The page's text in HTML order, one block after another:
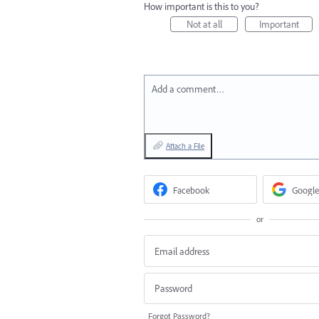
How important is this to you?
Not at all
Important
Add a comment…
Attach a File
Facebook Google
or
Forgot Password?